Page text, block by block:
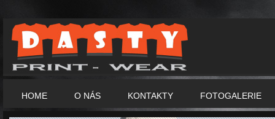
HOME O NÁS KONTAKTY FOTOGALERIE